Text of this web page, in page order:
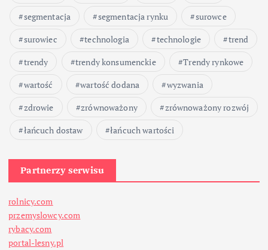
segmentacja
segmentacja rynku
surowce
surowiec
technologia technologie
trend
trendy
trendy konsumenckie
Trendy rynkowe
wartość
wartość dodana
wyzwania
zdrowie
zrównoważony
zrównoważony rozwój
łańcuch dostaw
łańcuch wartości
Partnerzy serwisu
rolnicy.com
przemyslowcy.com
rybacy.com
portal-lesny.pl